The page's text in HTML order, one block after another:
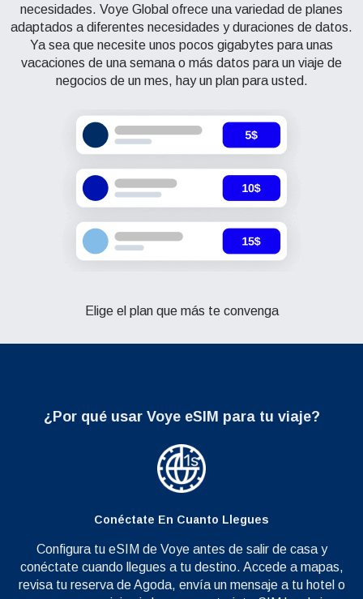
necesidades. Voye Global ofrece una variedad de planes
adaptados a diferentes necesidades y duraciones de datos.
Ya sea que necesite unos pocos gigabytes para unas
vacaciones de una semana o más datos para un viaje de
negocios de un mes, hay un plan para usted.
Elige el plan que más te convenga
¿Por qué usar Voye eSIM para tu viaje?
Conéctate En Cuanto Llegues
Configura tu eSIM de Voye antes de salir de casa y
conéctate cuando llegues a tu destino. Accede a mapas,
revisa tu reserva de Agoda, envía un mensaje a tu hotel o